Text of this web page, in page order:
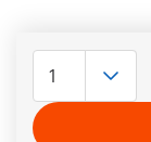
Extensión valla
complementario
diverso para los
PLAYMOBIL.